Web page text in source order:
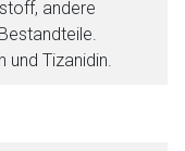
andere
Tizanidin.